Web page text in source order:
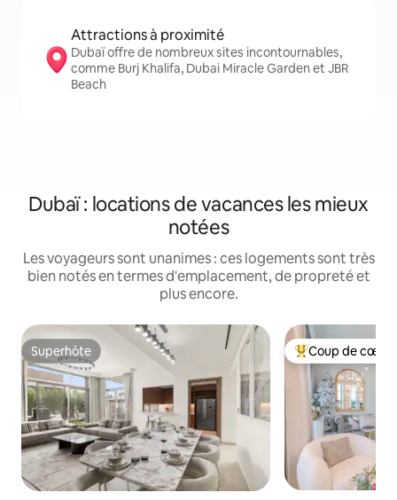
Attractions à proximité
Dubaï offre de nombreux sites incontournables,
comme Burj Khalifa, Dubai Miracle Garden et JBR
Beach
Dubaï : locations de vacances les mieux
notées
Les voyageurs sont unanimes : ces logements sont très
bien notés en termes d'emplacement, de propreté et
plus encore.
Superhôte
Superhôte Coups de cœur
Coup de cœur